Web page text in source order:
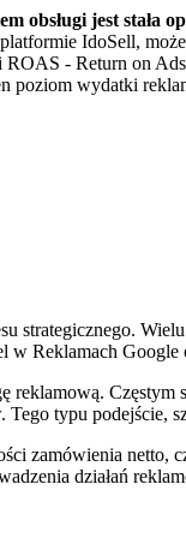
obsługi jest stała
IdoSell,
- Return on
wydatki
strategicznego.
w Reklamach Google
reklamową.
typu podejście,
zamówienia netto,
działań